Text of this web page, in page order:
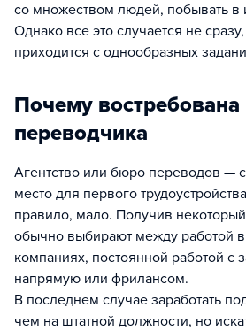
со множеством людей, побывать в
Однако все это случается не
приходится с однообразных
Почему
переводчика
Агентство или бюро переводов —
место для первого
правило, мало. Получив
обычно выбирают между работой
компаниях, постоянной работой с
напрямую или фрилансом.
В последнем случае заработать
чем на штатной должности, но